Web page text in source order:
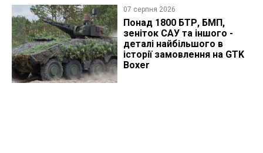
07 серпня 2026
Понад 1800 БТР, БМП,
зеніток САУ та іншого -
деталі найбільшого в
історії замовлення на GTK
Boxer